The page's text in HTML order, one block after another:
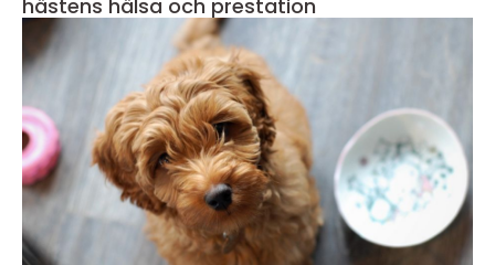
hästens hälsa och prestation